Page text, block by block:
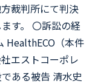
裁判所にて判決
す。 〇訴訟の経
HealthECO（本件
エストコーポレ
ある被告 清水史